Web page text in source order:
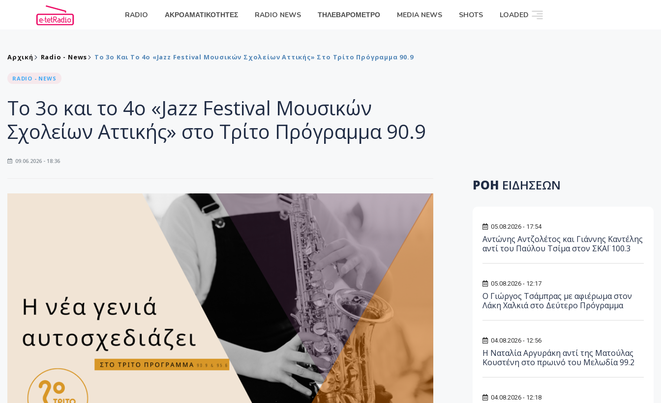
RADIO ΑΚΡΟΑΜΑΤΙΚΟΤΗΤΕΣ RADIO NEWS ΤΗΛΕΒΑΡΟΜΕΤΡΟ MEDIA NEWS SHOTS LOADED
Αρχική Radio - News Το 3ο Και Το 4ο «Jazz Festival Μουσικών Σχολείων Αττικής» Στο Τρίτο Πρόγραμμα 90.9
RADIO - NEWS
Το 3ο και το 4ο «Jazz Festival Μουσικών
Σχολείων Αττικής» στο Τρίτο Πρόγραμμα 90.9
09.06.2026 - 18:36
ΡΟΗ ΕΙΔΗΣΕΩΝ
05.08.2026 - 17:54
Αντώνης Αντζολέτος και Γιάννης Καντέλης
αντί του Παύλου Τσίμα στον ΣΚΑΪ 100.3
05.08.2026 - 12:17
O Γιώργος Τσάμπρας με αφιέρωμα στον
Λάκη Χαλκιά στο Δεύτερο Πρόγραμμα
04.08.2026 - 12:56
Η Ναταλία Αργυράκη αντί της Ματούλας
Κουστένη στο πρωινό του Μελωδία 99.2
04.08.2026 - 12:18